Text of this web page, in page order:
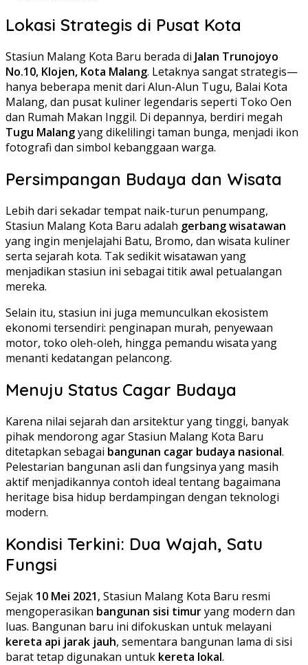
Lokasi Strategis di Pusat Kota
Stasiun Malang Kota Baru berada di Jalan Trunojoyo
No.10, Klojen, Kota Malang. Letaknya sangat strategis—
hanya beberapa menit dari Alun-Alun Tugu, Balai Kota
Malang, dan pusat kuliner legendaris seperti Toko Oen
dan Rumah Makan Inggil. Di depannya, berdiri megah
Tugu Malangyang dikelilingi taman bunga, menjadi ikon
fotografi dan simbol kebanggaan warga.
Persimpangan Budaya dan Wisata
Lebih dari sekadar tempat naik-turun penumpang,
Stasiun Malang Kota Baru adalah gerbang wisatawan
yang ingin menjelajahi Batu, Bromo, dan wisata kuliner
serta sejarah kota. Tak sedikit wisatawan yang
menjadikan stasiun ini sebagai titik awal petualangan
mereka.
Selain itu, stasiun ini juga memunculkan ekosistem
ekonomi tersendiri: penginapan murah, penyewaan
motor, toko oleh-oleh, hingga pemandu wisata yang
menanti kedatangan pelancong.
Menuju Status Cagar Budaya
Karena nilai sejarah dan arsitektur yang tinggi, banyak
pihak mendorong agar Stasiun Malang Kota Baru
ditetapkan sebagai bangunan cagar budaya nasional.
Pelestarian bangunan asli dan fungsinya yang masih
aktif menjadikannya contoh ideal tentang bagaimana
heritage bisa hidup berdampingan dengan teknologi
modern.
Kondisi Terkini: Dua Wajah, Satu
Fungsi
Sejak 10 Mei 2021, Stasiun Malang Kota Baru resmi
mengoperasikan bangunan sisi timuryang modern dan
luas. Bangunan baru ini difokuskan untuk melayani
kereta api jarak jauh, sementara bangunan lama di sisi
barat tetap digunakan untuk kereta lokal.